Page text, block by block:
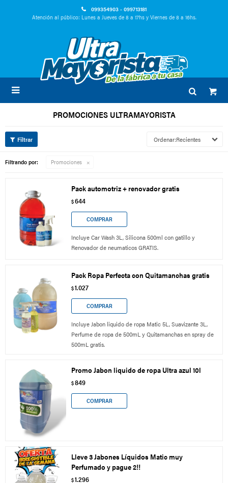
099354903 - 099713181
Atención al público: Lunes a Jueves de 8 a 17hs y Viernes de 8 a 16hs.

PROMOCIONES ULTRAMAYORISTA
Recientes
Filtrando por: Promociones
Pack automotriz + renovador gratis
$644
Incluye Car Wash 3L, Silicona 500ml con gatillo y
Renovador de neumaticos GRATIS.
Pack Ropa Perfecta con Quitamanchas gratis
$1.027
Incluye Jabon liquido de ropa Matic 5L, Suavizante 3L,
Perfume de ropa de 500mL y Quitamanchas en spray de
500mL gratis.
Promo Jabon liquido de ropa Ultra azul 10l
$849
Lleve 3 Jabones Líquidos Matic muy
Perfumado y pague 2!!
$1.296